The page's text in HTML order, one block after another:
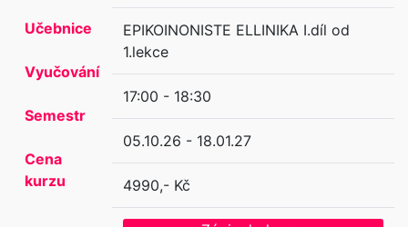
Učebnice
Vyučování
Semestr
Cena
kurzu
EPIKOINONISTE ELLINIKA I.díl od
1.lekce
17:00 - 18:30
05.10.26 - 18.01.27
4990,- Kč